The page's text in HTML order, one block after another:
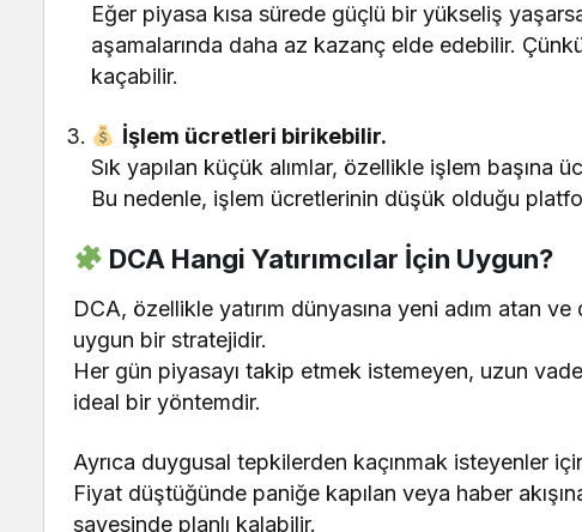
Eğer piyasa kısa sürede güçlü bir yükseliş
aşamalarında daha az kazanç elde edebilir. Çünkü
kaçabilir.
İşlem ücretleri birikebilir.
Sık yapılan küçük alımlar, özellikle işlem başına
Bu nedenle, işlem ücretlerinin düşük olduğu
DCA Hangi Yatırımcılar İçin Uygun?
DCA, özellikle yatırım dünyasına yeni adım atan
uygun bir stratejidir.
Her gün piyasayı takip etmek istemeyen, uzun
ideal bir yöntemdir.
Ayrıca duygusal tepkilerden kaçınmak isteyenler
Fiyat düştüğünde paniğe kapılan veya haber
sayesinde planlı kalabilir.